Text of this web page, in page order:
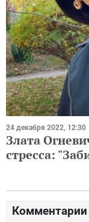
24 декабря 2022, 12:30
Злата
стресса:
Комментарии